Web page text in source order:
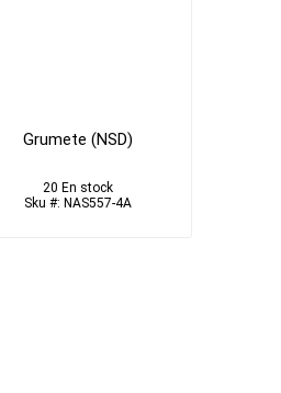
Grumete (NSD)
20 En stock
Sku #: NAS557-4A